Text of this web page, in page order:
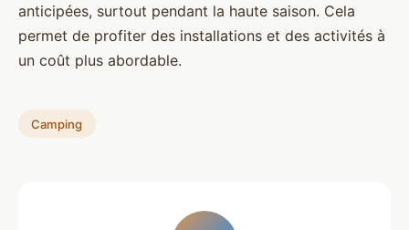
anticipées, surtout pendant la haute saison. Cela
permet de profiter des installations et des activités à
un coût plus abordable.
Camping